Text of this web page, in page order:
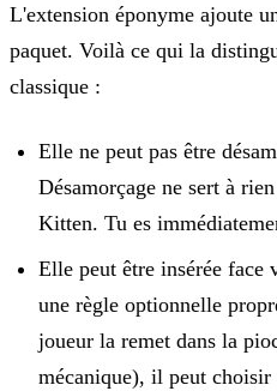
L'extension éponyme ajoute
paquet. Voilà ce qui la
classique :
Elle ne peut pas être
Désamorçage ne sert à
Kitten. Tu es
Elle peut être insérée face
une règle optionnelle
joueur la remet dans la
mécanique), il peut